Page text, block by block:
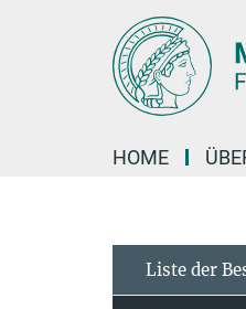
HOME
Liste der